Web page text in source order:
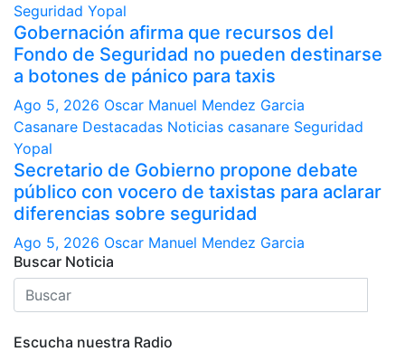
Seguridad Yopal
Gobernación afirma que recursos del
Fondo de Seguridad no pueden destinarse
a botones de pánico para taxis
Ago 5, 2026 Oscar Manuel Mendez Garcia
Casanare Destacadas Noticias casanare Seguridad
Yopal
Secretario de Gobierno propone debate
público con vocero de taxistas para aclarar
diferencias sobre seguridad
Ago 5, 2026 Oscar Manuel Mendez Garcia
Buscar Noticia
Escucha nuestra Radio